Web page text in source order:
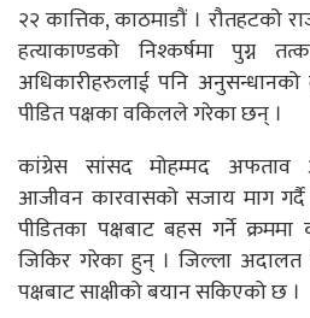
२२ कात्तिक, काठमाडौं । रौतहटको
हत्याकाण्डको निश्कर्षमा पुग्न
अधिकारीहरुलाई पनि अनुसन्धानको
पीडित पक्षका वकिलले गरेका छन् ।
कांग्रेस सांसद मोहम्मद अफताव
आजीवन कारवासको सजाय माग गर्दै
पीडितका पक्षबाट बहस गर्ने
जिकिर गरेका हुन् । जिल्ला अदालत
पक्षबाट साक्षीको बयान सकिएको छ ।